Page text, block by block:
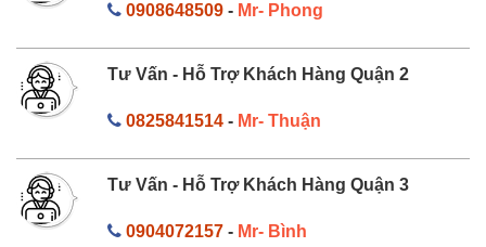
0908648509- Mr- Phong
Tư Vấn - Hỗ Trợ Khách Hàng Quận 2
0825841514- Mr- Thuận
Tư Vấn - Hỗ Trợ Khách Hàng Quận 3
0904072157- Mr- Bình